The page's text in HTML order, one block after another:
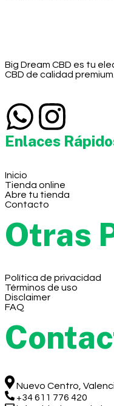
Big Dream CBD es tu
CBD de calidad premium.
Enlaces
Inicio
Tienda online
Abre tu tienda
Contacto
Otras
Política de privacidad
Términos de uso
Disclaimer
FAQ
Nuevo Centro,
+34 611 776 420